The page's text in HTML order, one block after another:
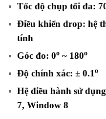
Tốc độ chụp tối đa:
Điều khiển drop: hệ
tính
Góc đo: 0o ~ 180o
Độ chính xác: ± 0.1 o
Hệ điều hành sử
7, Window 8